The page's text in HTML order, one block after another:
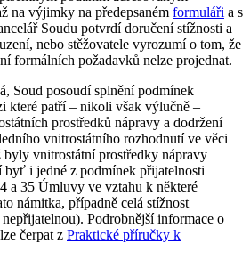
na výjimky na předepsaném formuláři a s
Soudu potvrdí doručení stížnosti a
nebo stěžovatele vyrozumí o tom, že
formálních požadavků nelze projednat.
Soud posoudí splnění podmínek
které patří – nikoli však výlučně –
prostředků nápravy a dodržení
vnitrostátního rozhodnutí ve věci
vnitrostátní prostředky nápravy
byť i jedné z podmínek přijatelnosti
a 35 Úmluvy ve vztahu k některé
námitka, případně celá stížnost
Podrobnější informace o
čerpat z Praktické příručky k